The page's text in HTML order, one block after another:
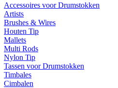
Accessoires voor Drumstokken
Artists
Brushes & Wires
Houten Tip
Mallets
Multi Rods
Nylon Tip
Tassen voor Drumstokken
Timbales
Cimbalen